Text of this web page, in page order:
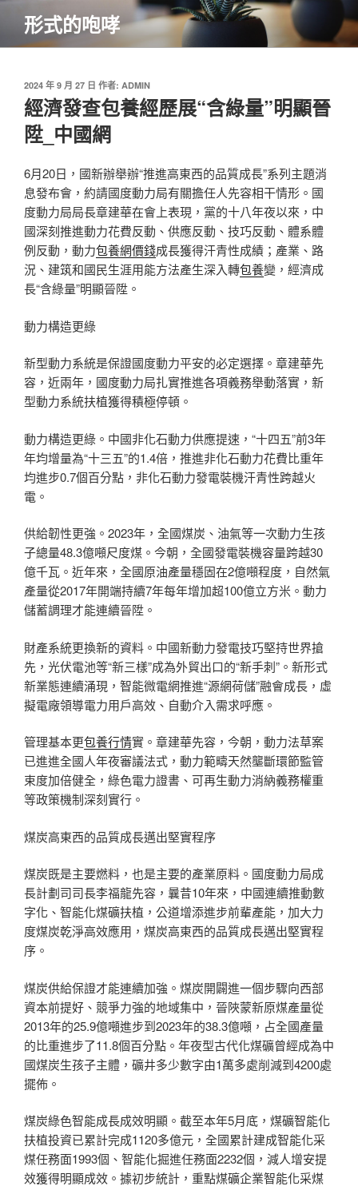
主
形式的咆哮
發
佈
於
2024 年 9 月 27 日 作者: ADMIN
經濟發查包養經歷展“含綠量”明顯晉
陞_中國網
6月20日，國新辦舉辦“推進高東西的品質成長”系列主題消
息發布會，約請國度動力局有關擔任人先容相干情形。國
度動力局局長章建華在會上表現，黨的十八年夜以來，中
國深刻推進動力花費反動、供應反動、技巧反動、體系體
例反動，動力包養網價錢成長獲得汗青性成績；產業、路
況、建筑和國民生涯用能方法產生深入轉包養變，經濟成
長“含綠量”明顯晉陞。
動力構造更綠
新型動力系統是保證國度動力平安的必定選擇。章建華先
容，近兩年，國度動力局扎實推進各項義務舉動落實，新
型動力系統扶植獲得積極停頓。
動力構造更綠。中國非化石動力供應提速，“十四五”前3年
年均增量為“十三五”的1.4倍，推進非化石動力花費比重年
均進步0.7個百分點，非化石動力發電裝機汗青性跨越火
電。
供給韌性更強。2023年，全國煤炭、油氣等一次動力生孩
子總量48.3億噸尺度煤。今朝，全國發電裝機容量跨越30
億千瓦。近年來，全國原油產量穩固在2億噸程度，自然氣
產量從2017年開端持續7年每年增加超100億立方米。動力
儲蓄調理才能連續晉陞。
財產系統更換新的資料。中國新動力發電技巧堅持世界搶
先，光伏電池等“新三樣”成為外貿出口的“新手刺”。新形式
新業態連續涌現，智能微電網推進“源網荷儲”融會成長，虛
擬電廠領導電力用戶高效、自動介入需求呼應。
管理基本更包養行情實。章建華先容，今朝，動力法草案
已進進全國人年夜審議法式，動力範疇天然壟斷環節監管
束度加倍健全，綠色電力證書、可再生動力消納義務權重
等政策機制深刻實行。
煤炭高東西的品質成長邁出堅實程序
煤炭既是主要燃料，也是主要的產業原料。國度動力局成
長計劃司司長李福龍先容，曩昔10年來，中國連續推動數
字化、智能化煤礦扶植，公道增添進步前輩產能，加大力
度煤炭乾淨高效應用，煤炭高東西的品質成長邁出堅實程
序。
煤炭供給保證才能連續加強。煤炭開闢進一個步驟向西部
資本前提好、競爭力強的地域集中，晉陜蒙新原煤產量從
2013年的25.9億噸進步到2023年的38.3億噸，占全國產量
的比重進步了11.8個百分點。年夜型古代化煤礦曾經成為中
國煤炭生孩子主體，礦井多少數字由1萬多處削減到4200處
擺佈。
煤炭綠色智能成長成效明顯。截至本年5月底，煤礦智能化
扶植投資已累計完成1120多億元，全國累計建成智能化采
煤任務面1993個、智能化掘進任務面2232個，減人增安提
效獲得明顯成效。據初步統計，重點煤礦企業智能化采煤